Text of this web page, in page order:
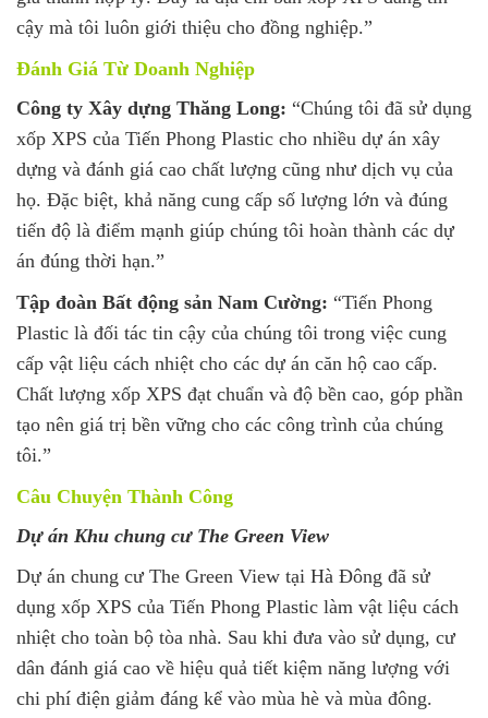
cậy mà tôi luôn giới thiệu cho đồng nghiệp.”
Đánh Giá Từ Doanh Nghiệp
Công ty Xây dựng Thăng Long: “Chúng tôi đã sử dụng
xốp XPS của Tiến Phong Plastic cho nhiều dự án xây
dựng và đánh giá cao chất lượng cũng như dịch vụ của
họ. Đặc biệt, khả năng cung cấp số lượng lớn và đúng
tiến độ là điểm mạnh giúp chúng tôi hoàn thành các dự
án đúng thời hạn.”
Tập đoàn Bất động sản Nam Cường: “Tiến Phong
Plastic là đối tác tin cậy của chúng tôi trong việc cung
cấp vật liệu cách nhiệt cho các dự án căn hộ cao cấp.
Chất lượng xốp XPS đạt chuẩn và độ bền cao, góp phần
tạo nên giá trị bền vững cho các công trình của chúng
tôi.”
Câu Chuyện Thành Công
Dự án Khu chung cư The Green View
Dự án chung cư The Green View tại Hà Đông đã sử
dụng xốp XPS của Tiến Phong Plastic làm vật liệu cách
nhiệt cho toàn bộ tòa nhà. Sau khi đưa vào sử dụng, cư
dân đánh giá cao về hiệu quả tiết kiệm năng lượng với
chi phí điện giảm đáng kể vào mùa hè và mùa đông.